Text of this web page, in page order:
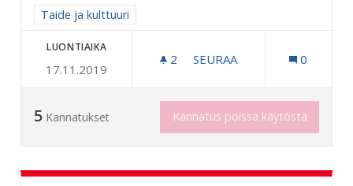
Rajaa tulokset aihepiirin mukaan: Taide ja kulttuuri
Taide ja kulttuuri
LUONTIAIKA
17.11.2019
2 2 SEURAAJAA
SEURAA 0
5 Kannatukset Kannatus poissa käytöstä